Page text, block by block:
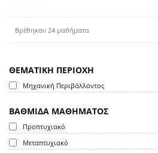
Βρέθηκαν 24 μαθήματα
ΘΕΜΑΤΙΚΗ ΠΕΡΙΟΧΗ
Μηχανική Περιβάλλοντος
ΒΑΘΜΙΔΑ ΜΑΘΗΜΑΤΟΣ
Προπτυχιακό
Μεταπτυχιακό